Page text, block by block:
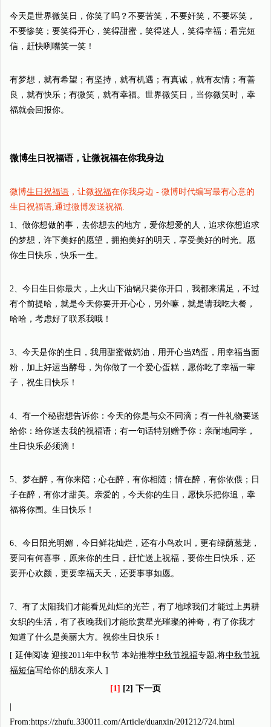
今天是世界微笑日，你笑了吗？不要苦笑，不要奸笑，不要坏笑，
不要惨笑；要笑得开心，笑得甜蜜，笑得迷人，笑得幸福；看完短
信，赶快咧嘴笑一笑！
有梦想，就有希望；有坚持，就有机遇；有真诚，就有友情；有善
良，就有快乐；有微笑，就有幸福。世界微笑日，当你微笑时，幸
福就会回报你。
微博生日祝福语，让微祝福在你我身边
微博生日祝福语 ，让微祝福在你我身边 - 微博时代编写最有心意的
生日祝福语,通过微博发送祝福.
1、做你想做的事，去你想去的地方，爱你想爱的人，追求你想追求
的梦想，许下美好的愿望，拥抱美好的明天，享受美好的时光。愿
你生日快乐，快乐一生。
2、今日生日你最大，上火山下油锅只要你开口，我都来满足，不过
有个前提哈，就是今天你要开开心心，另外嘛，就是请我吃大餐，
哈哈，考虑好了联系我哦！
3、今天是你的生日，我用甜蜜做奶油，用开心当鸡蛋，用幸福当面
粉，加上好运当酵母，为你做了一个爱心蛋糕，愿你吃了幸福一辈
子，祝生日快乐！
4、有一个秘密想告诉你：今天的你是与众不同滴；有一件礼物要送
给你：给你送去我的祝福语；有一句话特别赠予你：亲耐地同学，
生日快乐必须滴！
5、梦在醉，有你来陪；心在醉，有你相随；情在醉，有你依偎；日
子在醉，有你才甜美。亲爱的，今天你的生日，愿快乐把你追，幸
福将你围。生日快乐！
6、今日阳光明媚，今日鲜花灿烂，还有小鸟欢叫，更有绿荫葱茏，
要问有何喜事，原来你的生日，赶忙送上祝福，要你生日快乐，还
要开心欢颜，更要幸福天天，还要事事如愿。
7、有了太阳我们才能看见灿烂的光芒，有了地球我们才能过上男耕
女织的生活，有了夜晚我们才能欣赏星光璀璨的神奇，有了你我才
知道了什么是美丽大方。祝你生日快乐！
[ 延伸阅读 迎接2011年中秋节 本站推荐中秋节祝福专题,将中秋节祝
福短信写给你的朋友亲人 ]
[1] [2] 下一页
From:https://zhufu.330011.com/Article/duanxin/201212/724.html